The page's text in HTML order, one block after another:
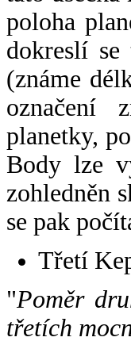
poloha
dokreslí
(známe
označení
planetky,
Body lze
zohledněn
se pak
Třetí
"Poměr
třetích